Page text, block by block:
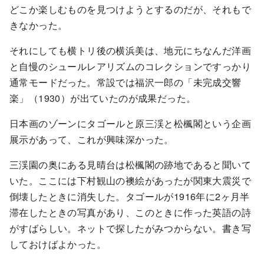
どこか楽しむものを見つけようとするのだが、それもで
きなかった。
それにしても横トリ後の横浜美は、地元にちなんだ洋画
と自慢のシュールレアリズムのコレクションですっかり
通常モードだった。常設では福沢一郎の「未完成交響
楽」（1930）が出ていたのが成果だった。
日本画のゾーンにタゴールと原三渓と松楓閣という企画
展示があって、これが興味深かった。
三渓園の奥にある見晴台は松楓閣の跡地であると聞いて
いた。ここには下村観山の襖絵があったが関東大震災で
倒壊したときに消失した。タゴールが1916年に2ヶ月半
滞在したときの写真があり、このときに作った英語の詩
がすばらしい。ネットで探したがみつからない。書き写
しておけばよかった。